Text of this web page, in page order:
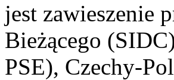
jest zawieszenie
Bieżącego
PSE), Czechy-